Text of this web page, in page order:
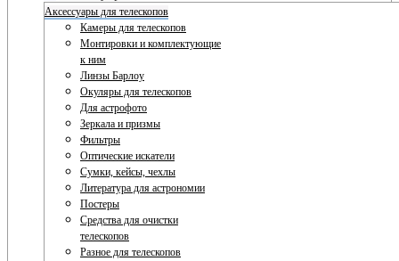
Аксессуары для телескопов
Камеры для телескопов
Монтировки и комплектующие
к ним
Линзы Барлоу
Окуляры для телескопов
Для астрофото
Зеркала и призмы
Фильтры
Оптические искатели
Сумки, кейсы, чехлы
Литература для астрономии
Постеры
Средства для очистки
телескопов
Разное для телескопов